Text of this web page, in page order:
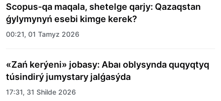
Scopus-qa maqala, shetelge qarjy: Qazaqstan
ǵylymynyń esebi kimge kerek?
00:21, 01 Tamyz 2026
«Zań kerýeni» jobasy: Abaı oblysynda quqyqtyq
túsindirý jumystary jalǵasýda
17:31, 31 Shilde 2026